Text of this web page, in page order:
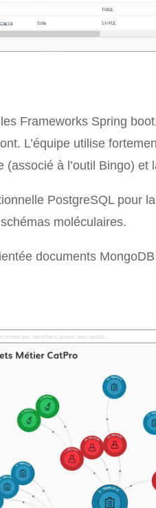
Frameworks Spring
L’équipe utilise
(associé à l’outil Bingo)
PostgreSQL pour
moléculaires.
documents